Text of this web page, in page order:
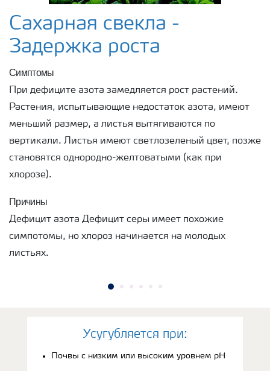
Сахарная свекла -
Задержка роста
Симптомы
При дефиците азота замедляется рост растений.
Растения, испытывающие недостаток азота, имеют
меньший размер, а листья вытягиваются по
вертикали. Листья имеют светлозеленый цвет, позже
становятся однородно-желтоватыми (как при
хлорозе).
Причины
Дефицит азота Дефицит серы имеет похожие
симпотомы, но хлороз начинается на молодых
листьях.
Усугубляется при:
Почвы с низким или высоким уровнем рН